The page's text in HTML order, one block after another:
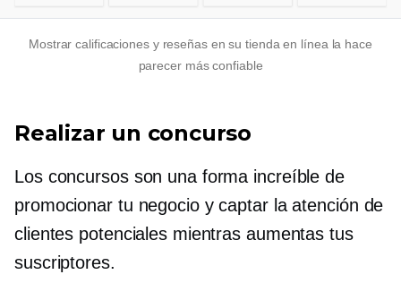
Mostrar calificaciones y reseñas en su tienda en línea la hace
parecer más confiable
Realizar un concurso
Los concursos son una forma increíble de
promocionar tu negocio y captar la atención de
clientes potenciales mientras aumentas tus
suscriptores.